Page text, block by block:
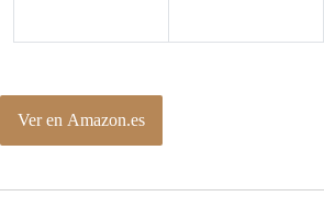
Ver en Amazon.es